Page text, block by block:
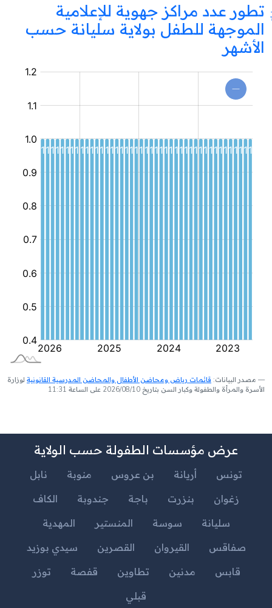
تطور عدد مراكز جهوية للإعلامية
الموجهة للطفل بولاية سليانة حسب
الأشهر
مركز
الموجهة
مصدر البيانات: قائمات رياض ومحاضن الأطفال والمحاضن المدرسية القانونية لوزارة
الأسرة والمرأة والطفولة وكبار السن بتاريخ 2026/08/10 على الساعة 11:31
عرض مؤسسات الطفولة حسب الولاية
تونس أريانة بن عروس منوبة
نابل
زغوان
بنزرت باجة جندوبة
الكاف
سليانة
سوسة المنستير
المهدية
صفاقس
القيروان القصرين
سيدي بوزيد
قابس
مدنين تطاوين قفصة
توزر
قبلي